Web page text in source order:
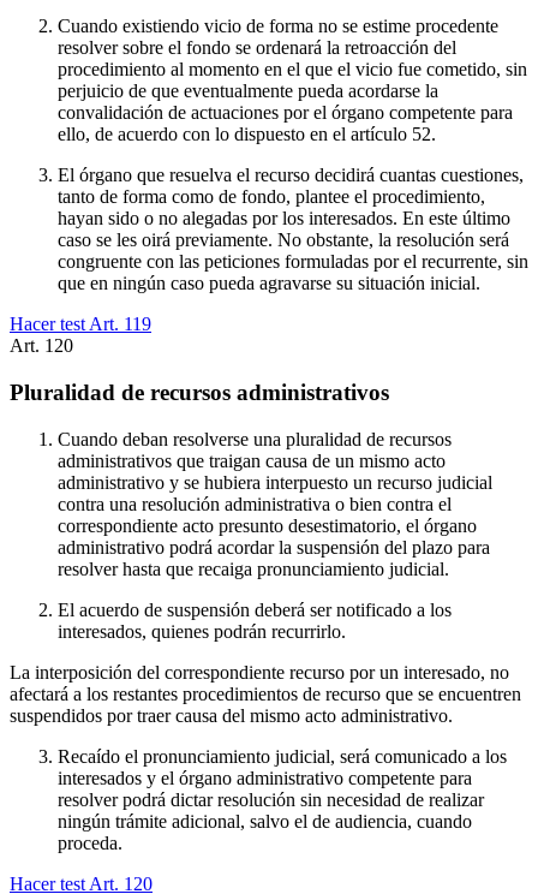
Cuando existiendo vicio de forma no se estime procedente
resolver sobre el fondo se ordenará la retroacción del
procedimiento al momento en el que el vicio fue cometido, sin
perjuicio de que eventualmente pueda acordarse la
convalidación de actuaciones por el órgano competente para
ello, de acuerdo con lo dispuesto en el artículo 52.
El órgano que resuelva el recurso decidirá cuantas cuestiones,
tanto de forma como de fondo, plantee el procedimiento,
hayan sido o no alegadas por los interesados. En este último
caso se les oirá previamente. No obstante, la resolución será
congruente con las peticiones formuladas por el recurrente, sin
que en ningún caso pueda agravarse su situación inicial.
Hacer test Art. 119
Art. 120
Pluralidad de recursos administrativos
Cuando deban resolverse una pluralidad de recursos
administrativos que traigan causa de un mismo acto
administrativo y se hubiera interpuesto un recurso judicial
contra una resolución administrativa o bien contra el
correspondiente acto presunto desestimatorio, el órgano
administrativo podrá acordar la suspensión del plazo para
resolver hasta que recaiga pronunciamiento judicial.
El acuerdo de suspensión deberá ser notificado a los
interesados, quienes podrán recurrirlo.
La interposición del correspondiente recurso por un interesado, no
afectará a los restantes procedimientos de recurso que se encuentren
suspendidos por traer causa del mismo acto administrativo.
Recaído el pronunciamiento judicial, será comunicado a los
interesados y el órgano administrativo competente para
resolver podrá dictar resolución sin necesidad de realizar
ningún trámite adicional, salvo el de audiencia, cuando
proceda.
Hacer test Art. 120